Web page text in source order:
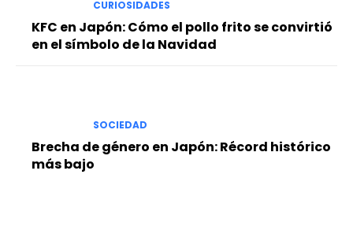
CURIOSIDADES
KFC en Japón: Cómo el pollo frito se convirtió
en el símbolo de la Navidad
SOCIEDAD
Brecha de género en Japón: Récord histórico
más bajo